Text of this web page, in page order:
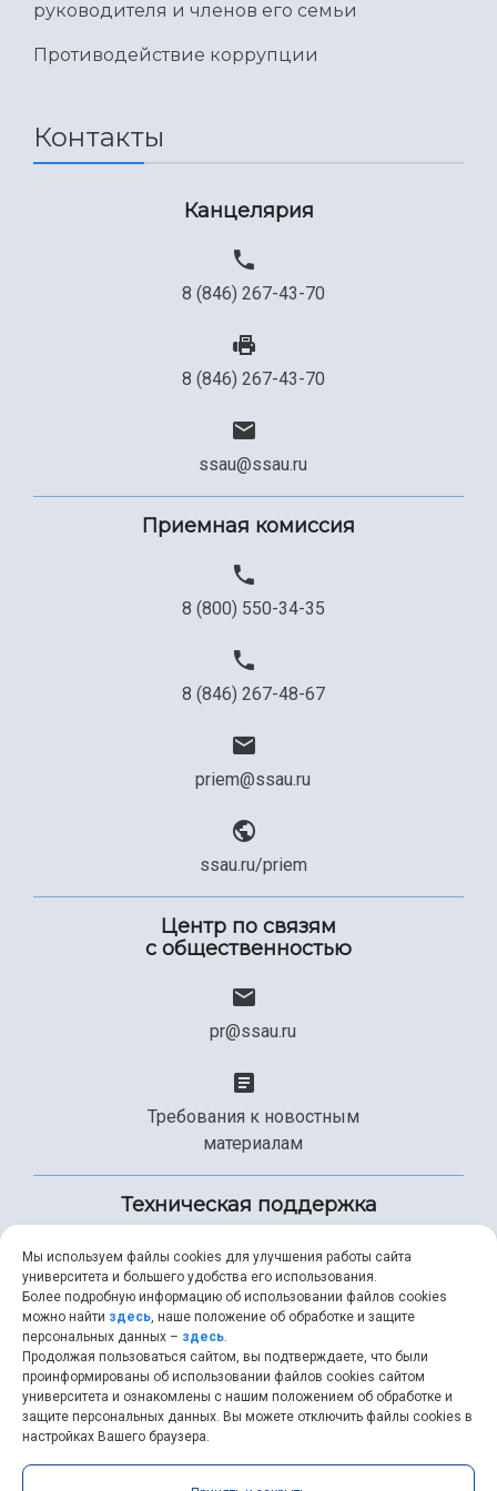
Международный межвузовский кампус
Сведения об образовательной организации
руководителя и членов его семьи
Противодействие коррупции
Контакты
Канцелярия
8 (846) 267-43-70
8 (846) 267-43-70
ssau@ssau.ru
Приемная комиссия
8 (800) 550-34-35
8 (846) 267-48-67
priem@ssau.ru
ssau.ru/priem
Центр по связям
с общественностью
pr@ssau.ru
Требования к новостным
материалам
Техническая поддержка
+7 (846) 267-49-99
help@ssau.ru
Самарский университет © 2026 |ssau.ru
Мы используем файлы cookies для улучшения работы сайта
университета и большего удобства его использования.
Более подробную информацию об использовании файлов cookies
можно найти здесь, наше положение об обработке и защите
персональных данных – здесь.
Продолжая пользоваться сайтом, вы подтверждаете, что были
проинформированы об использовании файлов cookies сайтом
университета и ознакомлены с нашим положением об обработке и
защите персональных данных. Вы можете отключить файлы cookies в
настройках Вашего браузера.